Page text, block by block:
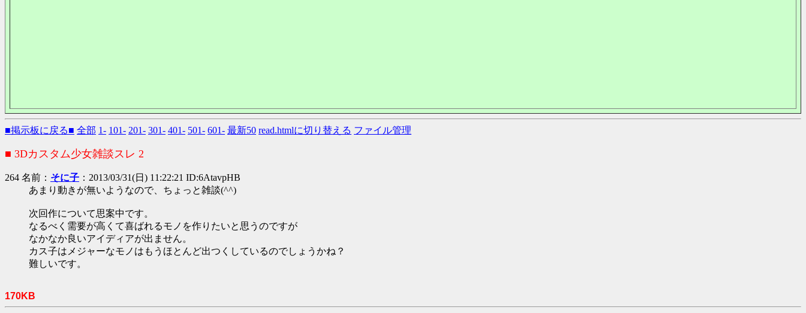
■掲示板に戻る■ 全部 1- 101- 201- 301- 401- 501- 601- 最新50 read.htmlに切り替える ファイル管理
■ 3Dカスタム少女雑談スレ 2
264 名前： そに子 ：2013/03/31(日) 11:22:21 ID:6AtavpHB
あまり動きが無いようなので、ちょっと雑談(^^)
次回作について思案中です。
なるべく需要が高くて喜ばれるモノを作りたいと思うのですが
なかなか良いアイディアが出ません。
カス子はメジャーなモノはもうほとんど出つくしているのでしょうかね？
難しいです。
170KB